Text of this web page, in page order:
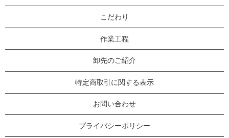
こだわり
作業工程
卸先のご紹介
特定商取引に関する表示
お問い合わせ
プライバシーポリシー